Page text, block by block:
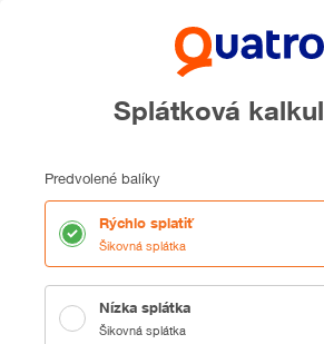
Splátková
Predvolené balíky
Rýchlo splatiť
Šikovná splátka
Nízka splátka
Šikovná splátka